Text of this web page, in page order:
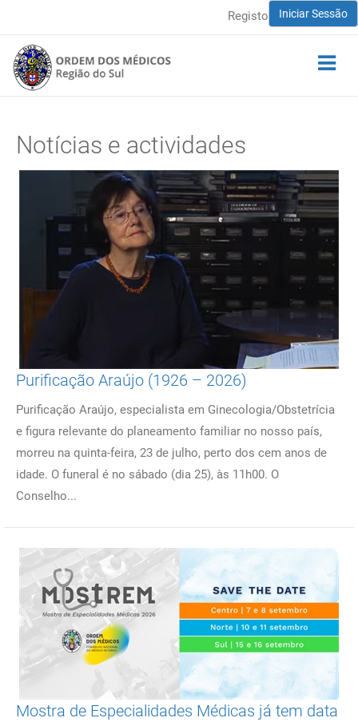
Iniciar Sessão
Registo
Notícias e actividades
Purificação Araújo (1926 – 2026)
Purificação Araújo, especialista em Ginecologia/Obstetrícia
e figura relevante do planeamento familiar no nosso país,
morreu na quinta-feira, 23 de julho, perto dos cem anos de
idade. O funeral é no sábado (dia 25), às 11h00. O
Conselho...
Mostra de Especialidades Médicas já tem data